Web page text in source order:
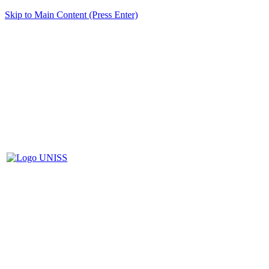
Skip to Main Content (Press Enter)